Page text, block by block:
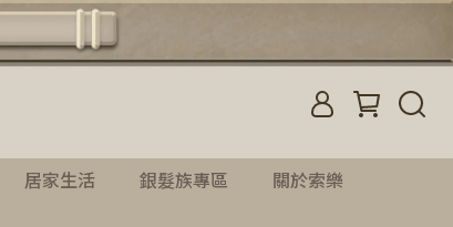
居家生活 銀髮族專區
關於索樂